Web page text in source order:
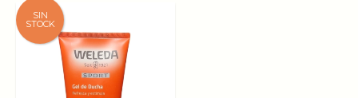
SIN
STOCK